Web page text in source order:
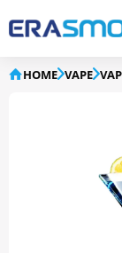
HOME VAPE